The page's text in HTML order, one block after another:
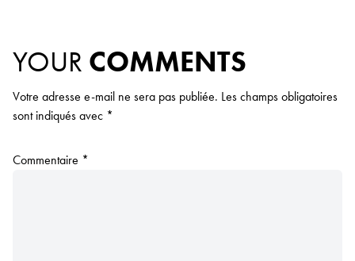
YOUR COMMENTS
Votre adresse e-mail ne sera pas publiée. Les champs obligatoires
sont indiqués avec *
Commentaire *